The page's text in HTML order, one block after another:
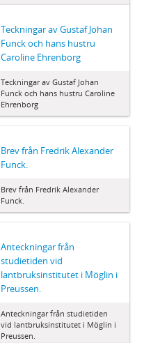
Teckningar av Gustaf Johan
Funck och hans hustru
Caroline Ehrenborg
Teckningar av Gustaf Johan
Funck och hans hustru Caroline
Ehrenborg
Brev från Fredrik Alexander
Funck.
Brev från Fredrik Alexander
Funck.
Anteckningar från
studietiden vid
lantbruksinstitutet i Möglin i
Preussen.
Anteckningar från studietiden
vid lantbruksinstitutet i Möglin i
Preussen.